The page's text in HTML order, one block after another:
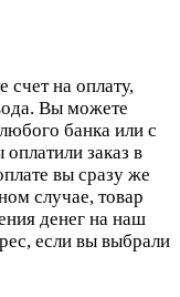
счет на оплату,
Вы можете
банка или с
заказ в
вы сразу же
случае, товар
денег на наш
если вы выбрали